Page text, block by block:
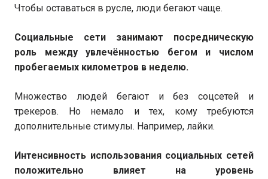
Чтобы оставаться в русле, люди бегают чаще.
Социальные сети занимают посредническую
роль между увлечённостью бегом и числом
пробегаемых километров в неделю.
Множество людей бегают и без соцсетей и
трекеров. Но немало и тех, кому требуются
дополнительные стимулы. Например, лайки.
Интенсивность использования социальных сетей
положительно влияет на уровень